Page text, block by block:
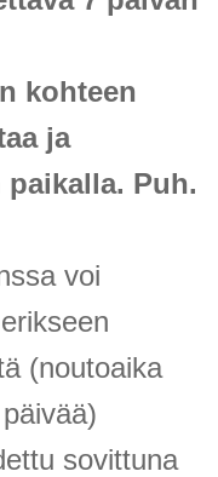
kohteen
ja
Puh.
voi
(noutoaika
sovittuna